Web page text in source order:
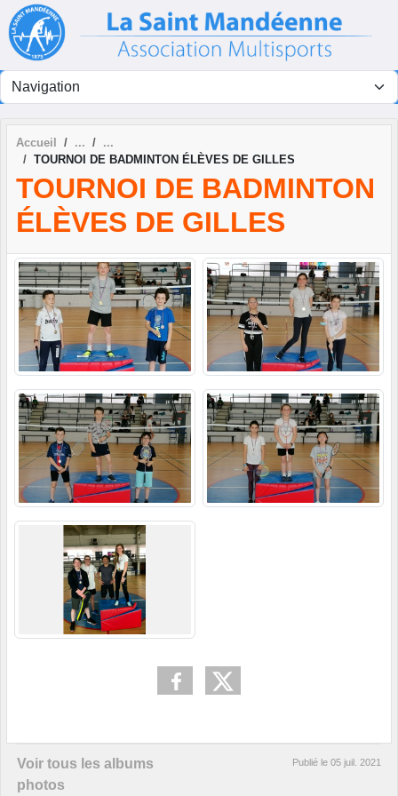
Accueil
TOURNOI DE BADMINTON ÉLÈVES DE GILLES
TOURNOI DE BADMINTON
ÉLÈVES DE GILLES
Voir tous les albums
photos
Publié le 05 juil. 2021
Panneau de gestion des cookies